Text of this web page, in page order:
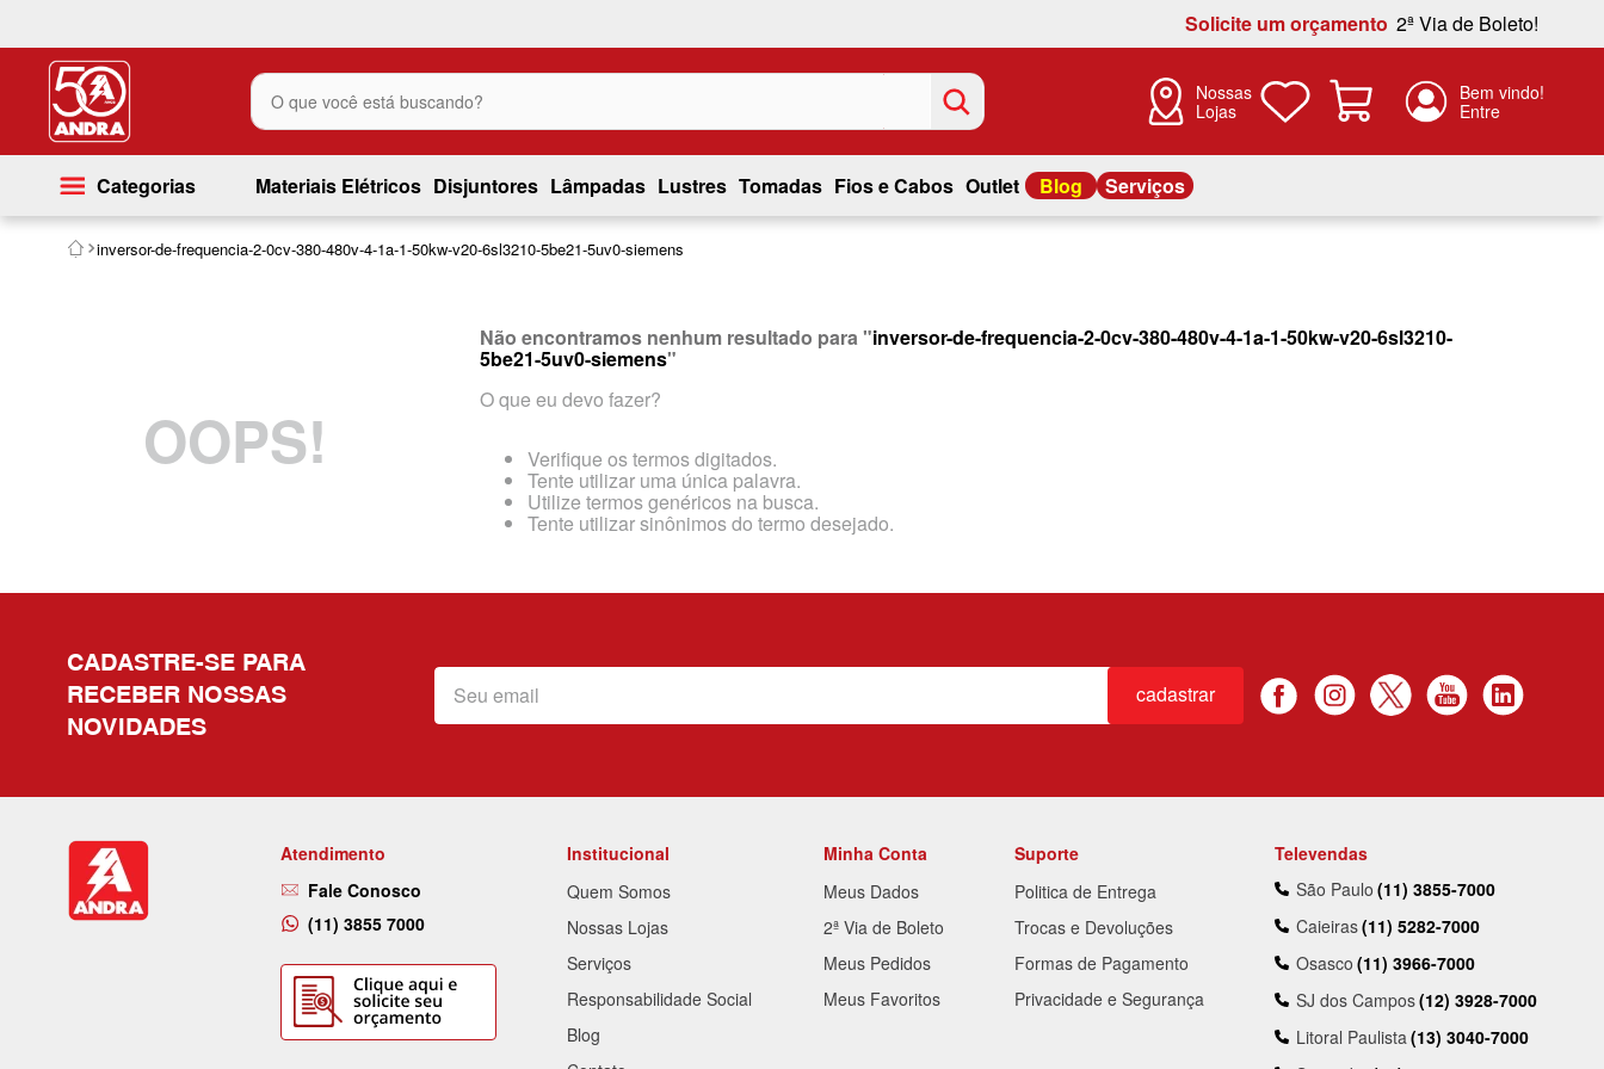
Solicite um orçamento 2ª Via de Boleto!
O que você está buscando?
Nossas
Lojas
Categorias Materiais Elétricos Disjuntores Lâmpadas Lustres Tomadas Fios e Cabos Outlet Blog Serviços
inversor-de-frequencia-2-0cv-380-480v-4-1a-1-50kw-v20-6sl3210-5be21-5uv0-siemens
OOPS!
Não encontramos nenhum resultado para "inversor-de-frequencia-2-0cv-380-480v-4-1a-1-50kw-v20-6sl3210-
5be21-5uv0-siemens"
O que eu devo fazer?
Verifique os termos digitados.
Tente utilizar uma única palavra.
Utilize termos genéricos na busca.
Tente utilizar sinônimos do termo desejado.
CADASTRE-SE PARA
RECEBER NOSSAS
NOVIDADES
cadastrar
Atendimento
Fale Conosco
(11) 3855 7000
Institucional
Quem Somos
Nossas Lojas
Serviços
Responsabilidade Social
Blog
Minha Conta
Meus Dados
2ª Via de Boleto
Meus Pedidos
Meus Favoritos
Suporte
Politica de Entrega
Trocas e Devoluções
Formas de Pagamento
Privacidade e Segurança
Televendas
São Paulo (11) 3855-7000
Caieiras(11) 5282-7000
Osasco (11) 3966-7000
SJ dos Campos(12) 3928-7000
Litoral Paulista(13) 3040-7000